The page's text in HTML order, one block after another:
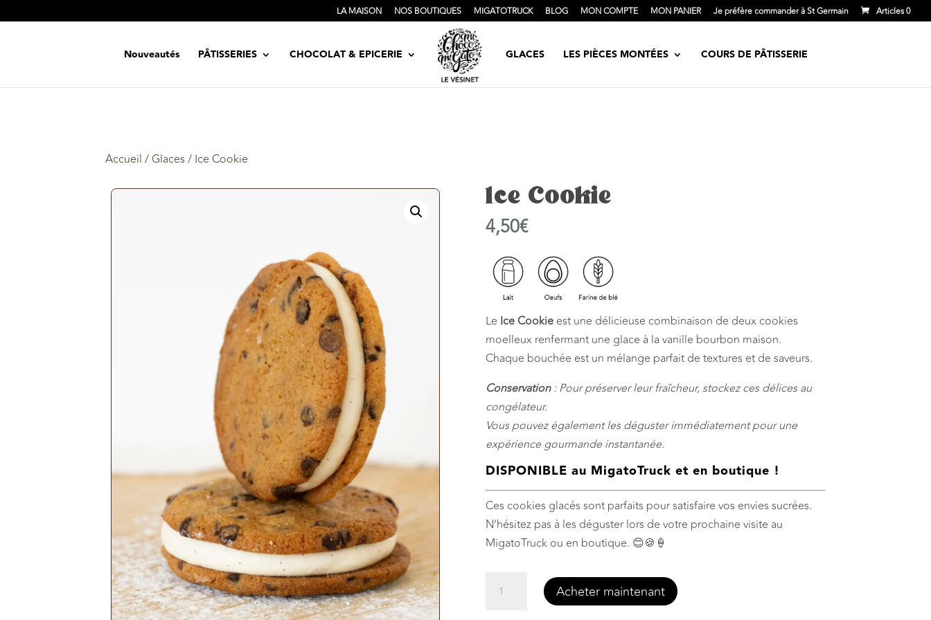
LA MAISON NOS BOUTIQUES MIGATOTRUCK BLOG MON COMPTE MON PANIER Je préfère commander à St Germain Articles 0
Nouveautés PÂTISSERIES CHOCOLAT & EPICERIE GLACES LES PIÈCES MONTÉES COURS DE PÂTISSERIE
Accueil /Glaces / Ice Cookie
Ice Cookie
4,50€
Le IceCookie est une délicieuse combinaison de deux cookies
moelleux renfermant une glace à la vanille bourbon maison.
Chaque bouchée est un mélange parfait de textures et de saveurs.
Conservation: Pour préserver leur fraîcheur, stockez ces délices au
congélateur.
Vous pouvez également les déguster immédiatement pour une
expérience gourmande instantanée.
DISPONIBLE au MigatoTruck et en boutique !
Ces cookies glacés sont parfaits pour satisfaire vos envies sucrées.
N’hésitez pas à les déguster lors de votre prochaine visite au
MigatoTruck ou en boutique. 😊🍪🍦
Acheter maintenant